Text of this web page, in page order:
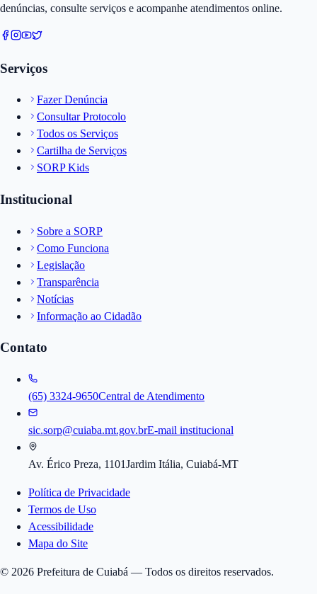
denúncias, consulte serviços e acompanhe atendimentos online.
Serviços
Fazer Denúncia
Consultar Protocolo
Todos os Serviços
Cartilha de Serviços
SORP Kids
Institucional
Sobre a SORP
Como Funciona
Legislação
Transparência
Notícias
Informação ao Cidadão
Contato
(65) 3324-9650Central de Atendimento
sic.sorp@cuiaba.mt.gov.brE-mail institucional
Av. Érico Preza, 1101Jardim Itália, Cuiabá-MT
Política de Privacidade
Termos de Uso
Acessibilidade
Mapa do Site
© 2026 Prefeitura de Cuiabá — Todos os direitos reservados.